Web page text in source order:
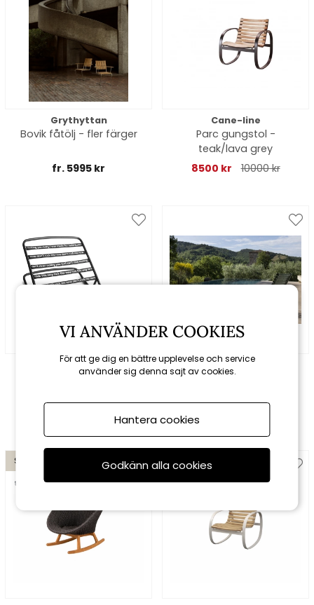
Grythyttan
Bovik fåtölj - fler färger
fr. 5995 kr
Cane-line
Parc gungstol -
teak/lava grey
8500 kr
10000 kr
Fatboy
Rock´n Roll gungstol -
Houe
ReCLIPS gungstol - fler
Spara 15%
till 16/8
Spara 15%
till 16/8
VI ANVÄNDER COOKIES
För att ge dig en bättre upplevelse och service
använder sig denna sajt av cookies.
Hantera cookies
Godkänn alla cookies